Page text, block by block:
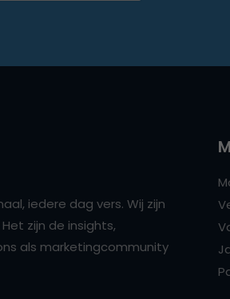
iedere dag vers. Wij zijn
zijn de insights,
als marketingcommunity